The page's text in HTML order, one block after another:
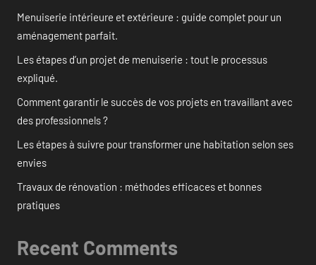
Menuiserie intérieure et extérieure : guide complet pour un
aménagement parfait.
Les étapes d’un projet de menuiserie : tout le processus
expliqué.
Comment garantir le succès de vos projets en travaillant avec
des professionnels ?
Les étapes à suivre pour transformer une habitation selon ses
envies
Travaux de rénovation : méthodes efficaces et bonnes
pratiques
Recent Comments